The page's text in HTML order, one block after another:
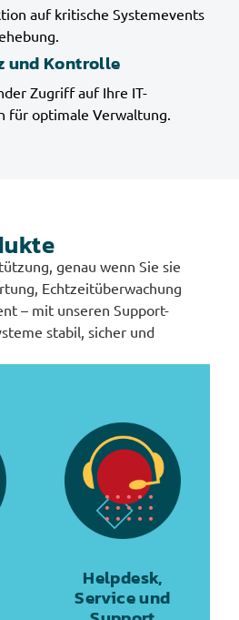
auf kritische Systemevents
und Kontrolle
Zugriff auf Ihre IT-
für optimale Verwaltung.
genau wenn Sie sie
Echtzeitüberwachung
– mit unseren Support-
stabil, sicher und
Helpdesk,
Service und